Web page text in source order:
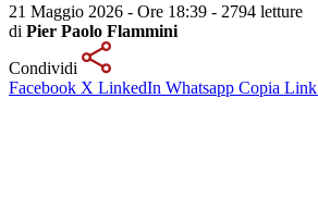
21 Maggio 2026 - Ore 18:39 - 2794 letture
di Pier Paolo Flammini
Condividi
Facebook X LinkedIn Whatsapp Copia Link